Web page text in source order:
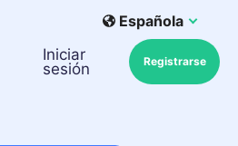
Española
Iniciar
sesión
Registrarse